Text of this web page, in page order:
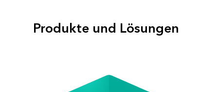
Produkte und Lösungen